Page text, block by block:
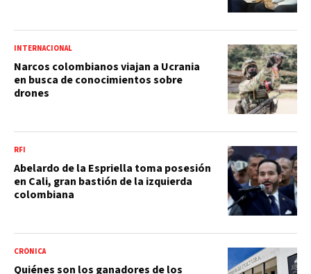
INTERNACIONAL
Narcos colombianos viajan a Ucrania
en busca de conocimientos sobre
drones
RFI
Abelardo de la Espriella toma posesión
en Cali, gran bastión de la izquierda
colombiana
CRÓNICA
Quiénes son los ganadores de los